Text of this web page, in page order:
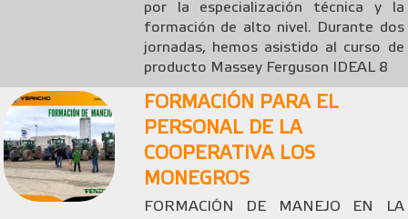
por la especialización técnica y la
formación de alto nivel. Durante dos
jornadas, hemos asistido al curso de
producto Massey Ferguson IDEAL 8
FORMACIÓN PARA EL
PERSONAL DE LA
COOPERATIVA LOS
MONEGROS
FORMACIÓN DE MANEJO EN LA